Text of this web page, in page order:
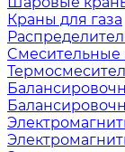
Краны для газа
Cмесительные